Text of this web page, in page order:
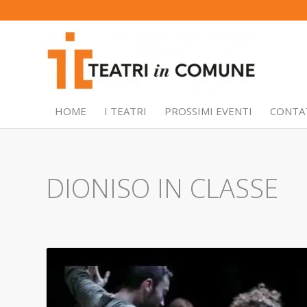
HOME I TEATRI PROSSIMI EVENTI
DIONISO IN CLASSE